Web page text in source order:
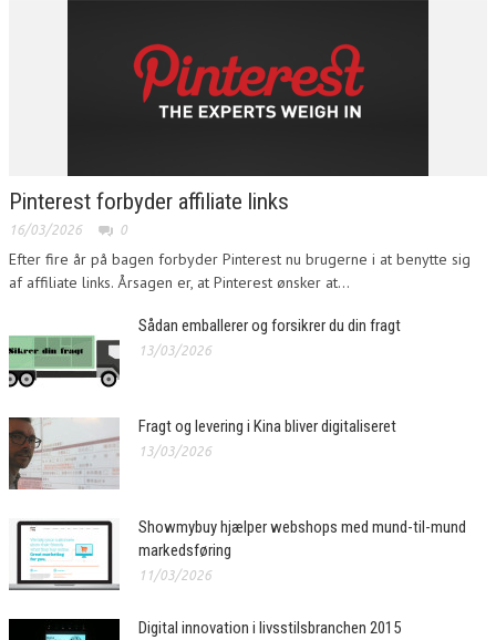
Pinterest forbyder affiliate links
16/03/2026 0
Efter fire år på bagen forbyder Pinterest nu brugerne i at benytte sig
af affiliate links. Årsagen er, at Pinterest ønsker at...
Sådan emballerer og forsikrer du din fragt
13/03/2026
Fragt og levering i Kina bliver digitaliseret
13/03/2026
Showmybuy hjælper webshops med mund-til-mund
markedsføring
11/03/2026
Digital innovation i livsstilsbranchen 2015